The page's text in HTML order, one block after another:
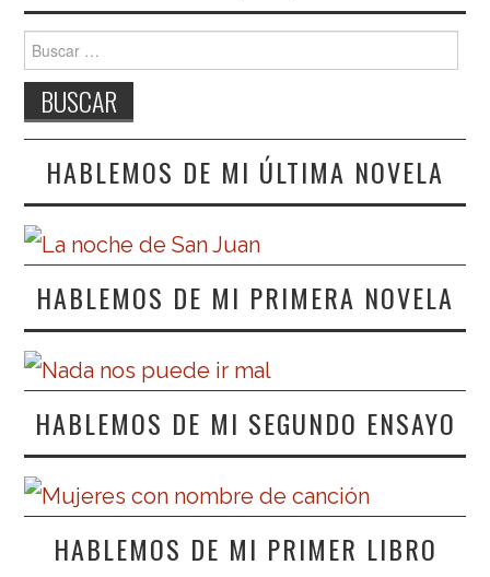
Buscar:
HABLEMOS DE MI ÚLTIMA NOVELA
HABLEMOS DE MI PRIMERA NOVELA
HABLEMOS DE MI SEGUNDO ENSAYO
HABLEMOS DE MI PRIMER LIBRO